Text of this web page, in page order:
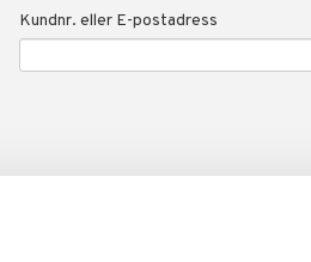
Kundnr. eller E-postadress